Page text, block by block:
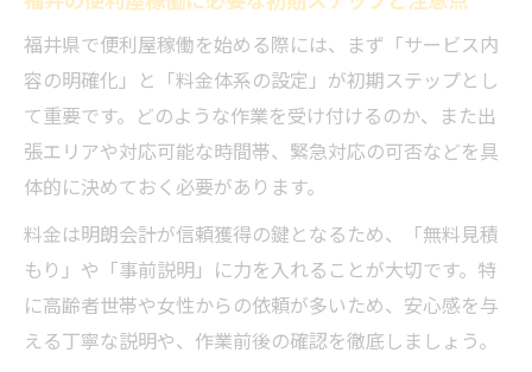
地域密着で信頼を得る便利屋の工夫とは
便利屋稼働で福井の地域密着型対応が重要
な理由
福井県民から信頼される便利屋の対応事例
便利屋の福井県内口コミ活用術と信頼構築
法
地域密着便利屋が福井で長く稼働するため
の秘訣
便利屋として福井のリピーターを増やす工
福井県で便利屋稼働を始める際には、まず「サービス内
容の明確化」と「料金体系の設定」が初期ステップとし
て重要です。どのような作業を受け付けるのか、また出
張エリアや対応可能な時間帯、緊急対応の可否などを具
体的に決めておく必要があります。
料金は明朗会計が信頼獲得の鍵となるため、「無料見積
もり」や「事前説明」に力を入れることが大切です。特
に高齢者世帯や女性からの依頼が多いため、安心感を与
える丁寧な説明や、作業前後の確認を徹底しましょう。